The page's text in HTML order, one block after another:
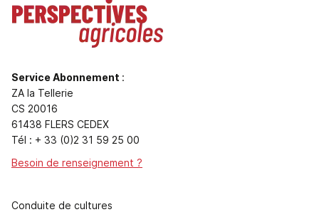
Service Abonnement :
ZA la Tellerie
CS 20016
61438 FLERS CEDEX
Tél : + 33 (0)2 31 59 25 00
Besoin de renseignement ?
Conduite de cultures